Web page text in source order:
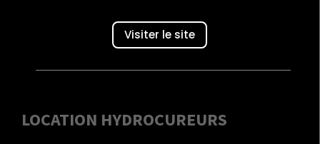
Visiter le site
LOCATION HYDROCUREURS